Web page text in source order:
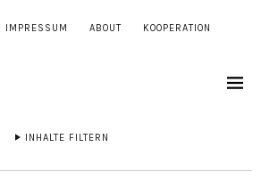
IMPRESSUM ABOUT KOOPERATION
INHALTE FILTERN